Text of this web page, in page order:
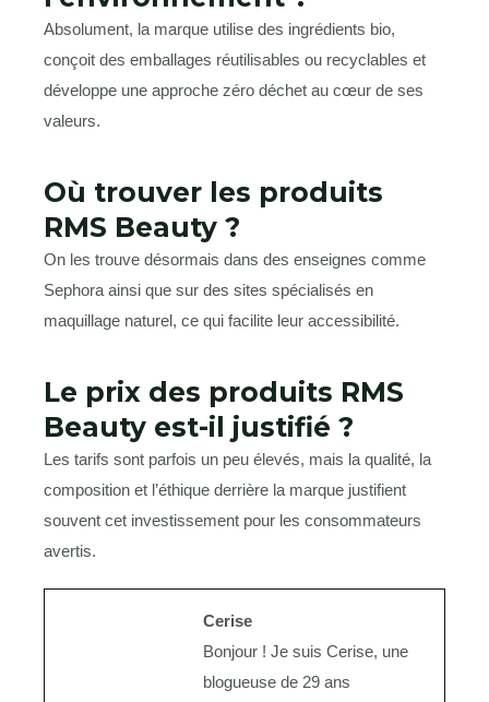
Absolument, la marque utilise des ingrédients bio,
conçoit des emballages réutilisables ou recyclables et
développe une approche zéro déchet au cœur de ses
valeurs.
Où trouver les produits
RMS Beauty ?
On les trouve désormais dans des enseignes comme
Sephora ainsi que sur des sites spécialisés en
maquillage naturel, ce qui facilite leur accessibilité.
Le prix des produits RMS
Beauty est-il justifié ?
Les tarifs sont parfois un peu élevés, mais la qualité, la
composition et l’éthique derrière la marque justifient
souvent cet investissement pour les consommateurs
avertis.
Cerise
Bonjour ! Je suis Cerise, une
blogueuse de 29 ans